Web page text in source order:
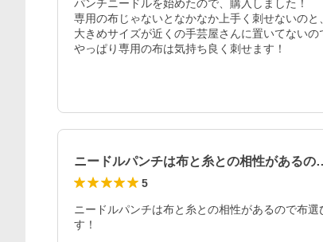
パンチニードルを始めたので、購入しました！
専用の布じゃないとなかなか上手く刺せないのと、
大きめサイズが近くの手芸屋さんに置いてない
やっぱり専用の布は気持ち良く刺せます！
ニードルパンチは布と糸との相性があるの
5
ニードルパンチは布と糸との相性があるので布
す！